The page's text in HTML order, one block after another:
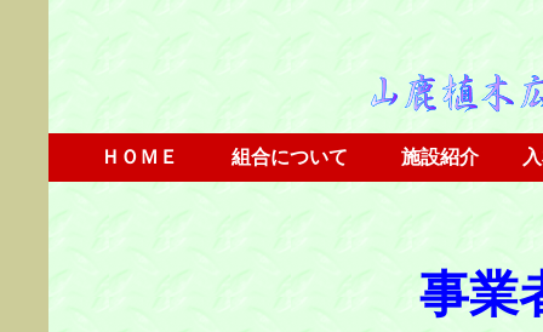
ＨＯＭＥ 組合について 施設紹介
事業